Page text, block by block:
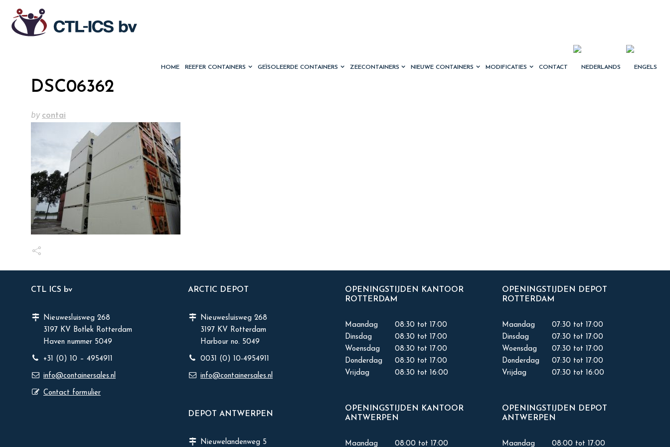
HOME REEFER CONTAINERS GEÏSOLEERDE CONTAINERS ZEECONTAINERS NIEUWE CONTAINERS MODIFICATIES CONTACT
DSC06362
by contai
CTL ICS bv
Nieuwesluisweg 268
3197 KV Botlek Rotterdam
Haven nummer 5049
+31 (0) 10 – 4954911
info@containersales.nl
Contact formulier
ARCTIC DEPOT
Nieuwesluisweg 268
3197 KV Rotterdam
Harbour no. 5049
0031 (0) 10-4954911
info@containersales.nl
DEPOT ANTWERPEN
Nieuwelandenweg 5
OPENINGSTIJDEN KANTOOR
ROTTERDAM
Maandag
08:30 tot 17:00
Dinsdag
08:30 tot 17:00
Woensdag
08:30 tot 17:00
Donderdag
08:30 tot 17:00
Vrijdag
08:30 tot 16:00
OPENINGSTIJDEN KANTOOR
ANTWERPEN
Maandag 08:00 tot 17:00
OPENINGSTIJDEN DEPOT
ROTTERDAM
Maandag
07:30 tot 17:00
Dinsdag
07:30 tot 17:00
Woensdag
07:30 tot 17:00
Donderdag
07:30 tot 17:00
Vrijdag
07:30 tot 16:00
OPENINGSTIJDEN DEPOT
ANTWERPEN
Maandag 08:00 tot 17:00